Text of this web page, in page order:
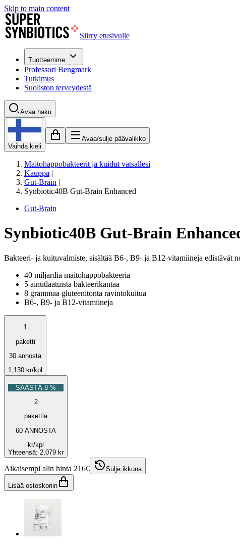
Skip to main content
Siirry etusivulle
Tuotteemme
Professori Bengmark
Tutkimus
Suoliston terveydestä
Avaa haku
Vaihda kieli
Avaa/sulje päävalikko
Maitohappobakteerit ja kuidut vatsallesi |
Kauppa |
Gut-Brain |
Synbiotic40B Gut-Brain Enhanced
Gut-Brain
Synbiotic40B Gut-Brain
Bakteeri- ja kuituvalmiste, sisältää B6-, B9- ja B12-vitamiineja edistävät
40 miljardia maitohappobakteeria
5 ainutlaatuista bakteerikantaa
8 grammaa gluteenitonta ravintokuitua
B6-, B9- ja B12-vitamiineja
1
paketti
30 annosta
1,130 kr/kpl
SÄÄSTÄ 8 %
2
pakettia
60 ANNOSTA
kr/kpl
Yhteensä: 2,079 kr
Aikaisempi alin hinta 216€ Sulje ikkuna
Lisää ostoskoriin